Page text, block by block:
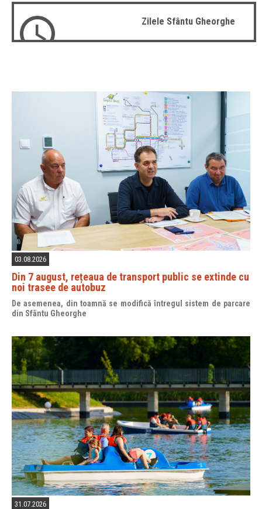
Zilele Sfântu Gheorghe
03.08.2026
Din 7 august, rețeaua de transport public se extinde cu
noi trasee de autobuz
De asemenea, din toamnă se modifică întregul sistem de parcare
din Sfântu Gheorghe
31.07.2026